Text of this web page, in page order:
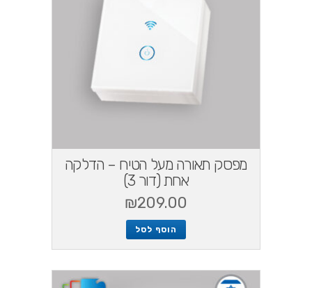
מפסק תאורה מעל הטיח – הדלקה
אחת (דור 3)
₪209.00
הוסף לסל